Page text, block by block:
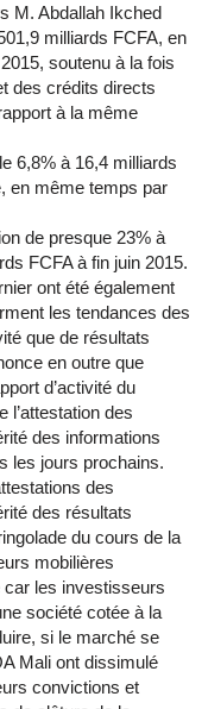
M. Abdallah Ikched
milliards FCFA, en
soutenu à la fois
des crédits directs
à la même
6,8% à 16,4 milliards
en même temps par
de presque 23% à
FCFA à fin juin 2015.
ont été également
les tendances des
que de résultats
en outre que
d’activité du
l’attestation des
des informations
les jours prochains.
des
des résultats
du cours de la
mobilières
car les investisseurs
société cotée à la
si le marché se
Mali ont dissimulé
convictions et